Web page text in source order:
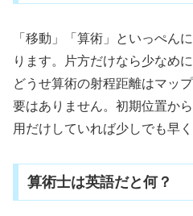
「移動」「算術」といっぺん
ります。片方だけなら少なめに
どうせ算術の射程距離はマッ
要はありません。初期位置か
用だけしていれば少しでも早
算術士は英語だと何？